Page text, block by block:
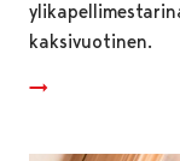
kaksivuotinen.